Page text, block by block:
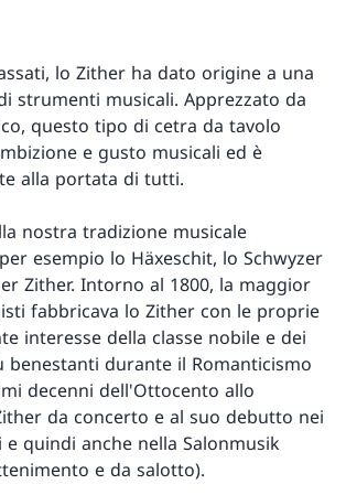
lo Zither ha dato origine a una
strumenti musicali. Apprezzato da
questo tipo di cetra da tavolo
e gusto musicali ed è
alla portata di tutti.
nostra tradizione musicale
esempio lo Häxeschit, lo Schwyzer
Zither. Intorno al 1800, la maggior
fabbricava lo Zither con le proprie
interesse della classe nobile e dei
benestanti durante il Romanticismo
decenni dell'Ottocento allo
da concerto e al suo debutto nei
quindi anche nella Salonmusik
e da salotto).